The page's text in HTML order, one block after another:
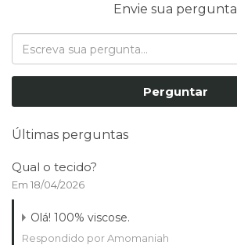
Envie sua pergunta
Perguntar
Últimas perguntas
Qual o tecido?
Em 18/04/2026
Olá! 100% viscose.
Respondido por Amomaniah